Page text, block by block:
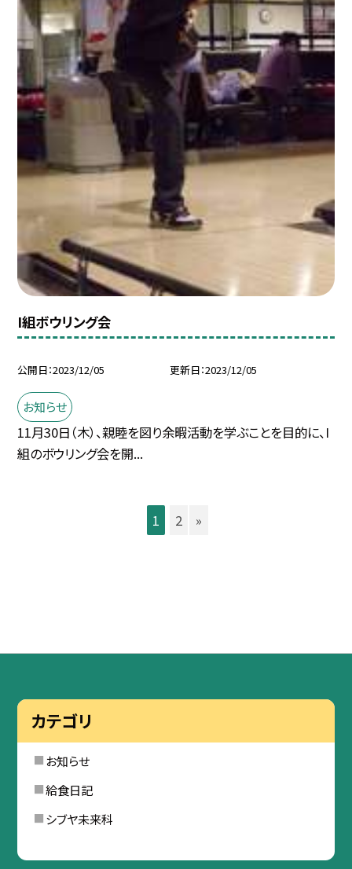
I組ボウリング会
公開日 2023/12/05 更新日 2023/12/05
お知らせ
11月30日（木）、親睦を図り余暇活動を学ぶことを目的に、I
組のボウリング会を開...
1 2 »
カテゴリ
お知らせ
給食日記
シブヤ未来科